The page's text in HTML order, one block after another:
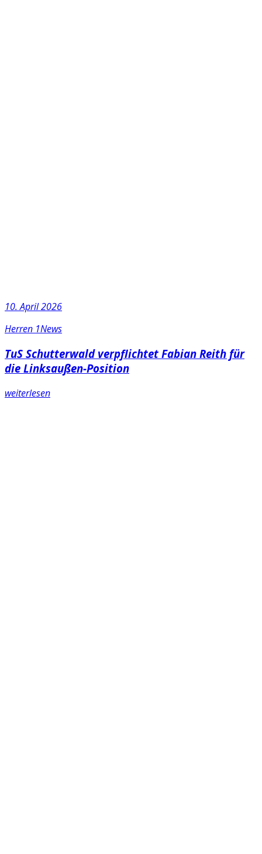
10. April 2026
Herren 1News
TuS Schutterwald verpflichtet Fabian Reith für
die Linksaußen-Position
weiterlesen